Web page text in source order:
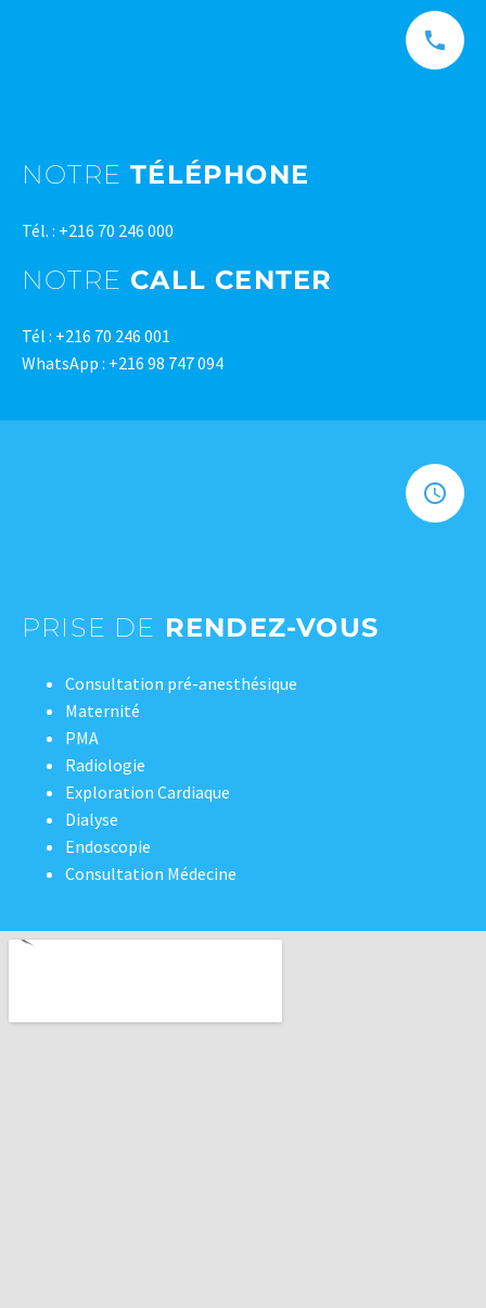
NOTRE TÉLÉPHONE
Tél. : +216 70 246 000
NOTRE CALL CENTER
Tél : +216 70 246 001
WhatsApp : +216 98 747 094
PRISE DE RENDEZ-VOUS
Consultation pré-anesthésique
Maternité
PMA
Radiologie
Exploration Cardiaque
Dialyse
Endoscopie
Consultation Médecine